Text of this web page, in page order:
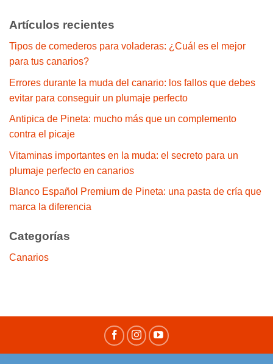
Artículos recientes
Tipos de comederos para voladeras: ¿Cuál es el mejor
para tus canarios?
Errores durante la muda del canario: los fallos que debes
evitar para conseguir un plumaje perfecto
Antipica de Pineta: mucho más que un complemento
contra el picaje
Vitaminas importantes en la muda: el secreto para un
plumaje perfecto en canarios
Blanco Español Premium de Pineta: una pasta de cría que
marca la diferencia
Categorías
Canarios